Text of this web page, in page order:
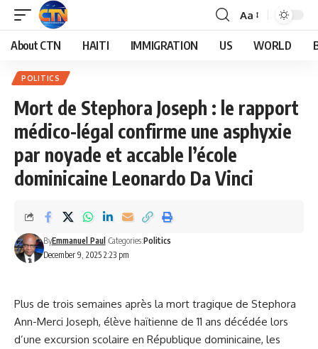
Aa
About CTN HAITI IMMIGRATION US WORLD
POLITICS
Mort de Stephora Joseph : le rapport
médico-légal confirme une asphyxie
par noyade et accable l’école
dominicaine Leonardo Da Vinci
December 9, 2025 2:23 pm
ByEmmanuel Paul Categories:Politics
Plus de trois semaines après la mort tragique de Stephora
Ann-Merci Joseph, élève haïtienne de 11 ans décédée lors
d’une excursion scolaire en République dominicaine, les